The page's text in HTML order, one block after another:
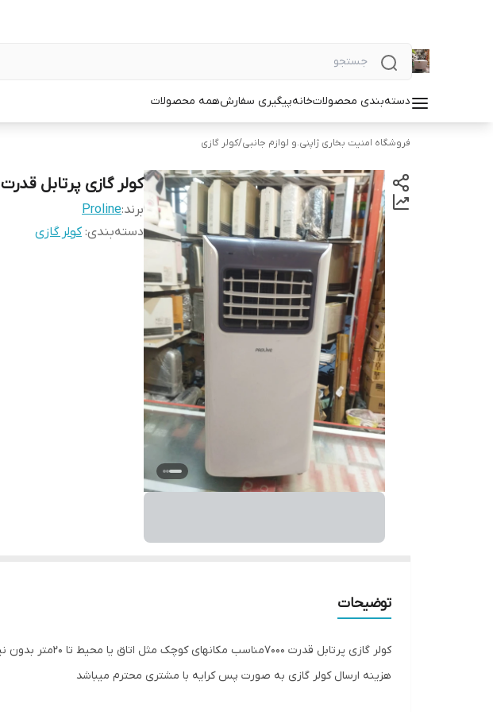
دسته‌بندی محصولاتخانهپیگیری سفارشهمه محصولات
فروشگاه امنیت بخاری ژاپنی.و لوازم جانبی/کولر گازی
کولر گازی پرتابل قدرت 7000
برند:Proline
دسته‌بندی:کولر گازی
توضیحات
کولر گازی پرتابل قدرت 7000مناسب مکانهای کوچک مثل اتاق یا محیط تا 20متر بدون نیاز به نصب برق ورودی 220ولت
هزینه ارسال کولر گازی به صورت پس کرایه با مشتری محترم میباشد